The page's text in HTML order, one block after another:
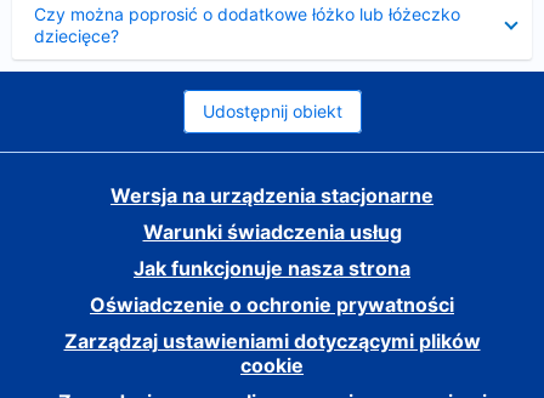
Czy można poprosić o dodatkowe łóżko lub łóżeczko
dziecięce?
Udostępnij obiekt
Wersja na urządzenia stacjonarne
Warunki świadczenia usług
Jak funkcjonuje nasza strona
Oświadczenie o ochronie prywatności
Zarządzaj ustawieniami dotyczącymi plików
cookie